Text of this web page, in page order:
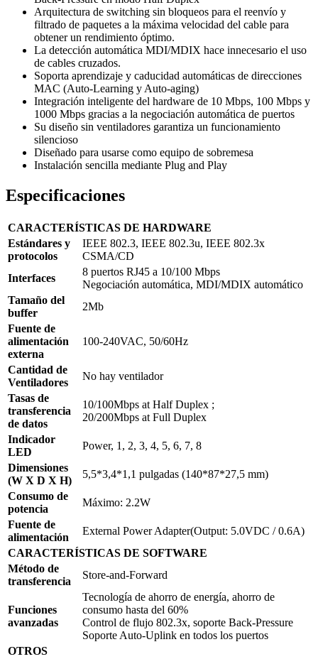
Arquitectura de switching sin bloqueos para el reenvío y
filtrado de paquetes a la máxima velocidad del cable para
obtener un rendimiento óptimo.
La detección automática MDI/MDIX hace innecesario el uso
de cables cruzados.
Soporta aprendizaje y caducidad automáticas de direcciones
MAC (Auto-Learning y Auto-aging)
Integración inteligente del hardware de 10 Mbps, 100 Mbps y
1000 Mbps gracias a la negociación automática de puertos
Su diseño sin ventiladores garantiza un funcionamiento
silencioso
Diseñado para usarse como equipo de sobremesa
Instalación sencilla mediante Plug and Play
Especificaciones
CARACTERÍSTICAS DE HARDWARE
Estándares y
protocolos
IEEE 802.3, IEEE 802.3u, IEEE 802.3x
CSMA/CD
Interfaces
8 puertos RJ45 a 10/100 Mbps
Negociación automática, MDI/MDIX automático
Tamaño del
buffer
2Mb
Fuente de
alimentación
externa
100-240VAC, 50/60Hz
Cantidad de
Ventiladores
No hay ventilador
Tasas de
transferencia
de datos
10/100Mbps at Half Duplex ;
20/200Mbps at Full Duplex
Indicador
LED
Power, 1, 2, 3, 4, 5, 6, 7, 8
Dimensiones
(W X D X H)
5,5*3,4*1,1 pulgadas (140*87*27,5 mm)
Consumo de
potencia
Máximo: 2.2W
Fuente de
alimentación
External Power Adapter(Output: 5.0VDC / 0.6A)
CARACTERÍSTICAS DE SOFTWARE
Método de
transferencia
Store-and-Forward
Funciones
avanzadas
Tecnología de ahorro de energía, ahorro de
consumo hasta del 60%
Control de flujo 802.3x, soporte Back-Pressure
Soporte Auto-Uplink en todos los puertos
OTROS